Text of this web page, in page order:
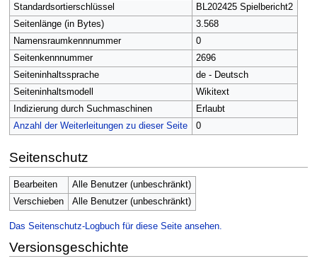
Standardsortierschlüssel
BL202425 Spielbericht2
Seitenlänge (in Bytes)
3.568
Namensraumkennnummer
0
Seitenkennnummer
2696
Seiteninhaltssprache
de - Deutsch
Seiteninhaltsmodell
Wikitext
Indizierung durch Suchmaschinen
Erlaubt
Anzahl der Weiterleitungen zu dieser Seite
0
Seitenschutz
Bearbeiten
Alle Benutzer (unbeschränkt)
Verschieben
Alle Benutzer (unbeschränkt)
Das Seitenschutz-Logbuch für diese Seite ansehen.
Versionsgeschichte